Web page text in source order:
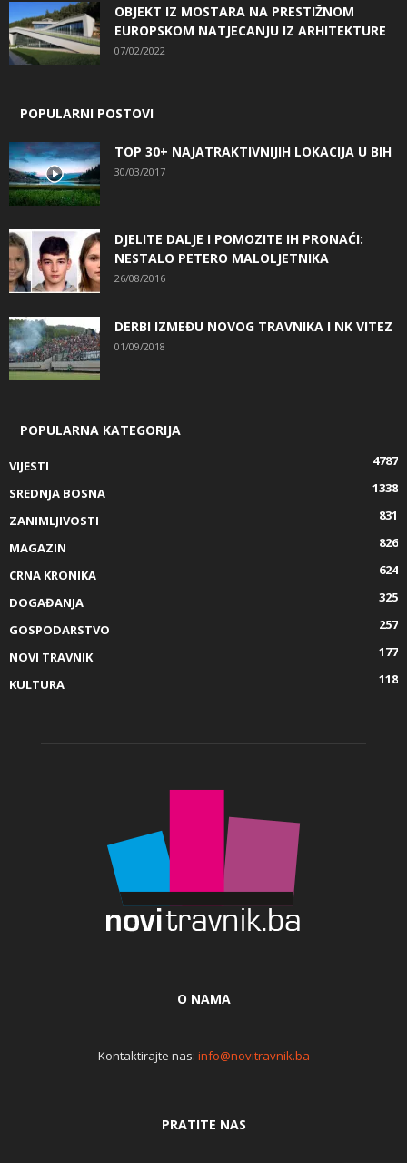
OBJEKT IZ MOSTARA NA PRESTIŽNOM
EUROPSKOM NATJECANJU IZ ARHITEKTURE
07/02/2022
POPULARNI POSTOVI
TOP 30+ NAJATRAKTIVNIJIH LOKACIJA U BIH
30/03/2017
DJELITE DALJE I POMOZITE IH PRONAĆI:
NESTALO PETERO MALOLJETNIKA
26/08/2016
DERBI IZMEĐU NOVOG TRAVNIKA I NK VITEZ
01/09/2018
POPULARNA KATEGORIJA
VIJESTI
4787
SREDNJA BOSNA
1338
ZANIMLJIVOSTI
831
MAGAZIN
826
CRNA KRONIKA
624
DOGAĐANJA
325
GOSPODARSTVO
257
NOVI TRAVNIK
177
KULTURA
118
O NAMA
Kontaktirajte nas: info@novitravnik.ba
PRATITE NAS